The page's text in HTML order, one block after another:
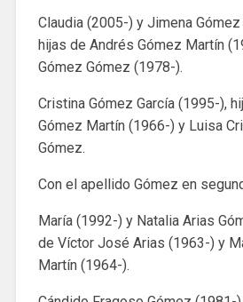
Claudia (2005-) y Jimena
hijas de Andrés Gómez Martín
Gómez Gómez (1978-).
Cristina Gómez García (1995-),
Gómez Martín (1966-) y Luisa
Gómez.
Con el apellido Gómez en
María (1992-) y Natalia Arias
de Víctor José Arias (1963-) y
Martín (1964-).